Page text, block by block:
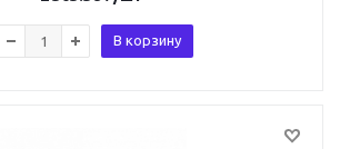
В корзину